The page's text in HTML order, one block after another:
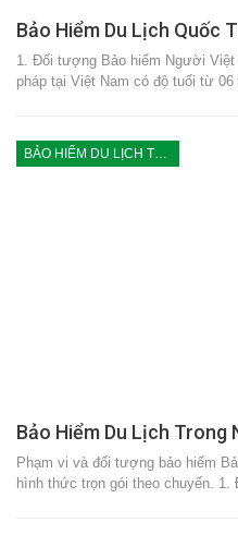
Bảo Hiểm Du Lịch Quốc
1. Đối tượng Bảo hiểm Người
pháp tại Việt Nam có độ tuổi từ
BẢO HIỂM DU LỊCH TRONG NƯỚC
Bảo Hiểm Du Lịch Trong
Phạm vi và đối tượng bảo hiểm
hình thức trọn gói theo chuyến. 1.